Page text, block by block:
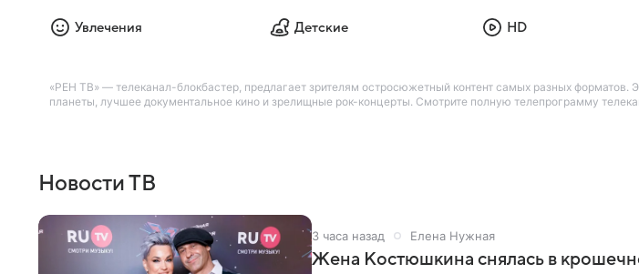
Увлечения Детские HD
«РЕН ТВ» — телеканал-блокбастер, предлагает зрителям остросюжетный контент самых разных
планеты, лучшее документальное кино и зрелищные рок-концерты. Смотрите полную телепрограмму
Новости ТВ
3 часа назад Елена Нужная
Жена Костюшкина снялась в